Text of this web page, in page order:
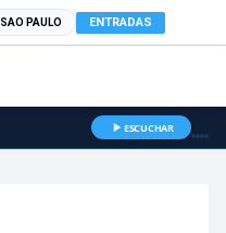
SAO PAULO ENTRADAS
ESCUCHAR